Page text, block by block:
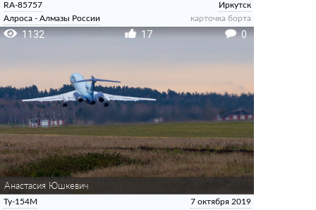
RA-85757
Алроса - Алмазы России
Иркутск
карточка борта
1132 17 0
Анастасия Юшкевич
Ту-154М
7 октября 2019